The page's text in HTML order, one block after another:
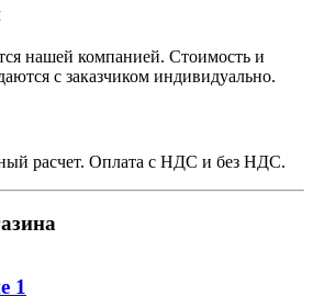
нашей компанией. Стоимость и
с заказчиком индивидуально.
расчет. Оплата с НДС и без НДС.
1